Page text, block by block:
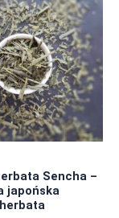
Sencha –
japońska
produkt
ma
wiele
wariantów.
Opcje
można
wybrać
stronie